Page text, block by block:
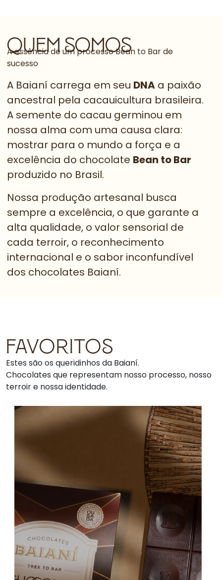
quem somos
A essência de um processo Bean to Bar de
sucesso
A Baianí carrega em seu DNA a paixão
ancestral pela cacauicultura brasileira.
A semente do cacau germinou em
nossa alma com uma causa clara:
mostrar para o mundo a força e a
excelência do chocolate Bean to Bar
produzido no Brasil.
Nossa produção artesanal busca
sempre a excelência, o que garante a
alta qualidade, o valor sensorial de
cada terroir, o reconhecimento
internacional e o sabor inconfundível
dos chocolates Baianí.
FAVORITOS
Estes são os queridinhos da Baianí.
Chocolates que representam nosso processo, nosso
terroir e nossa identidade.